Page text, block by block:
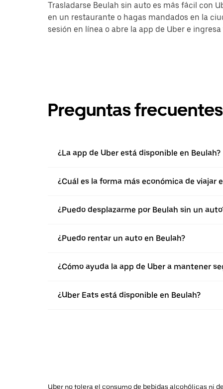
Trasladarse Beulah sin auto es más fácil con
en un restaurante o hagas mandados en la
sesión en línea o abre la app de Uber e
Preguntas frecuentes
¿La app de Uber está disponible en Beulah?
¿Cuál es la forma más económica de viajar
¿Puedo desplazarme por Beulah sin un
¿Puedo rentar un auto en Beulah?
¿Cómo ayuda la app de Uber a mantener
¿Uber Eats está disponible en Beulah?
Uber no tolera el consumo de bebidas alcohólicas ni